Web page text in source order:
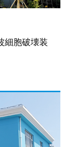
細胞破壊装